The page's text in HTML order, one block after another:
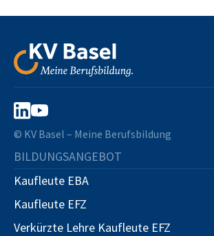
© KV Basel – Meine Berufsbildung
BILDUNGSANGEBOT
Kaufleute EBA
Kaufleute EFZ
Verkürzte Lehre Kaufleute EFZ